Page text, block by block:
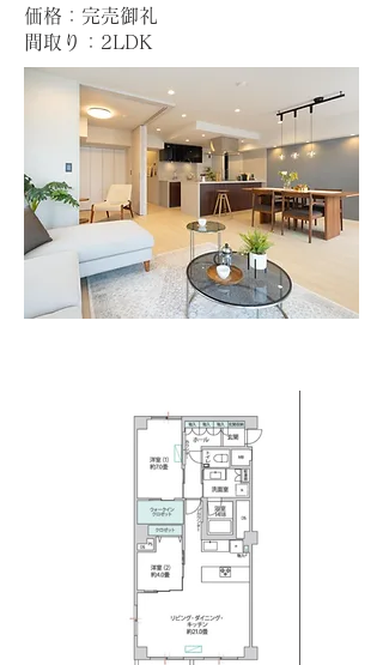
価格：完売御礼
間取り：2LDK